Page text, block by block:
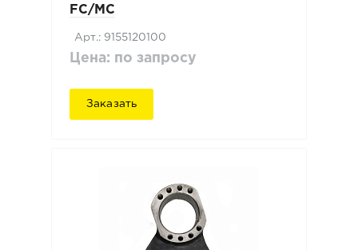
FC/MC
Арт.: 9155120100
Цена: по запросу
Заказать